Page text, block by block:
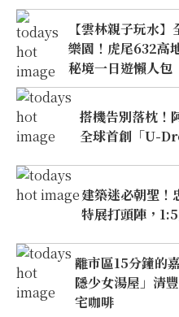
【雲林親子玩水
樂園！虎尾632高
秘境一日遊懶人包
搭機告別落枕！
全球首創「U-
建築迷必朝聖！
特展打頭陣，
離市區15分鐘的
隱少女湯屋」清
宅咖啡